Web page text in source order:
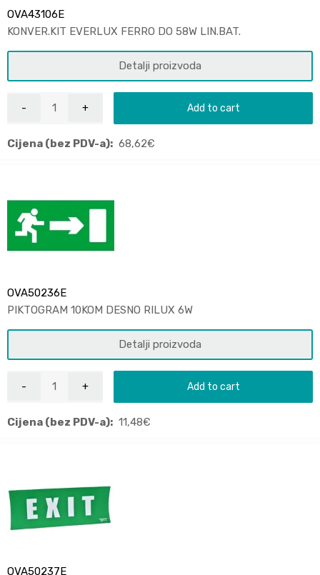
OVA43106E
KONVER.KIT EVERLUX FERRO DO 58W LIN.BAT.
Detalji proizvoda
Add to cart
Cijena (bez PDV-a): 68,62€
OVA50236E
PIKTOGRAM 10KOM DESNO RILUX 6W
Detalji proizvoda
Add to cart
Cijena (bez PDV-a): 11,48€
OVA50237E